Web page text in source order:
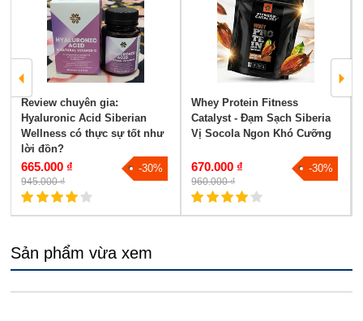
Review chuyên gia:
Hyaluronic Acid Siberian
Wellness có thực sự tốt như
lời đồn?
665.000 ₫
945.000 ₫
-30%
Whey Protein Fitness
Catalyst - Đạm Sạch Siberia
Vị Socola Ngon Khó Cưỡng
670.000 ₫
960.000 ₫
-30%
Sản phẩm vừa xem